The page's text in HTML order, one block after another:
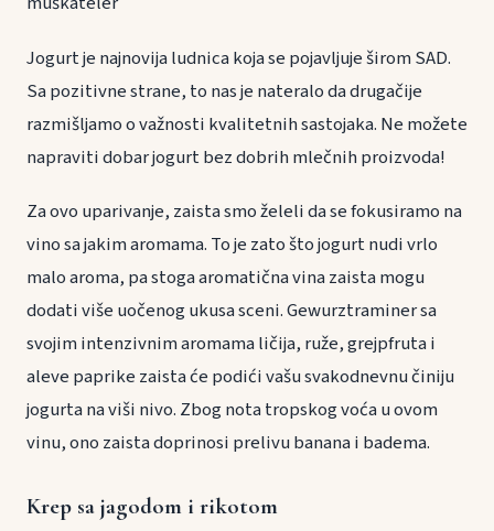
Jogurt je najnovija ludnica koja se pojavljuje širom SAD.
Sa pozitivne strane, to nas je nateralo da drugačije
razmišljamo o važnosti kvalitetnih sastojaka. Ne možete
napraviti dobar jogurt bez dobrih mlečnih proizvoda!
Za ovo uparivanje, zaista smo želeli da se fokusiramo na
vino sa jakim aromama. To je zato što jogurt nudi vrlo
malo aroma, pa stoga aromatična vina zaista mogu
dodati više uočenog ukusa sceni. Gewurztraminer sa
svojim intenzivnim aromama ličija, ruže, grejpfruta i
aleve paprike zaista će podići vašu svakodnevnu činiju
jogurta na viši nivo. Zbog nota tropskog voća u ovom
vinu, ono zaista doprinosi prelivu banana i badema.
Krep sa jagodom i rikotom